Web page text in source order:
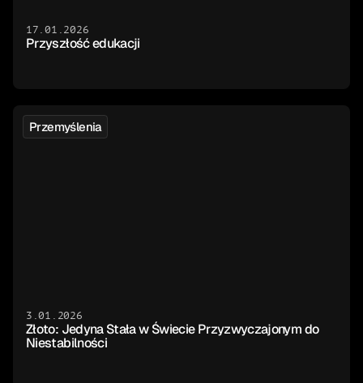
17.01.2026
Przyszłość edukacji
Przemyślenia
3.01.2026
Złoto: Jedyna Stała w Świecie Przyzwyczajonym do
Niestabilności